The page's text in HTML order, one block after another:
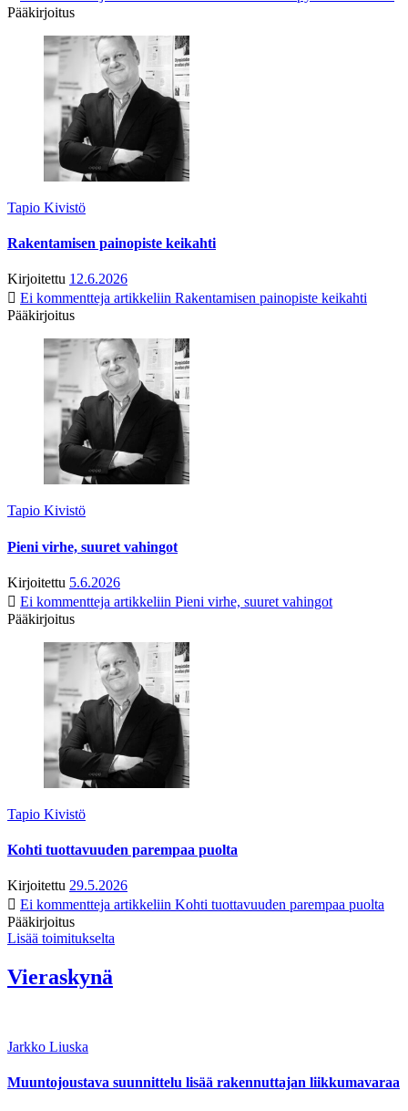
Pääkirjoitus
Tapio Kivistö
Rakentamisen painopiste keikahti
Kirjoitettu 12.6.2026
Ei kommentteja artikkeliin Rakentamisen painopiste keikahti
Pääkirjoitus
Tapio Kivistö
Pieni virhe, suuret vahingot
Kirjoitettu 5.6.2026
Ei kommentteja artikkeliin Pieni virhe, suuret vahingot
Pääkirjoitus
Tapio Kivistö
Kohti tuottavuuden parempaa puolta
Kirjoitettu 29.5.2026
Ei kommentteja artikkeliin Kohti tuottavuuden parempaa puolta
Pääkirjoitus
Lisää toimitukselta
Vieraskynä
Jarkko Liuska
Muuntojoustava suunnittelu lisää rakennuttajan liikkumavaraa